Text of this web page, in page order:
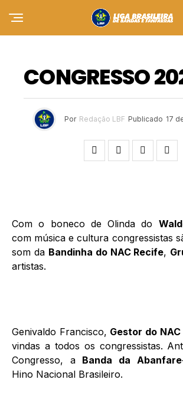
CONGRESSO
Por Redação LBF Publicado 17
Com o boneco de Olinda do
com música e cultura congressistas
som da Bandinha do NAC Recife,
artistas.
Genivaldo Francisco, Gestor do
vindas a todos os congressistas.
Congresso, a Banda da
Hino Nacional Brasileiro.